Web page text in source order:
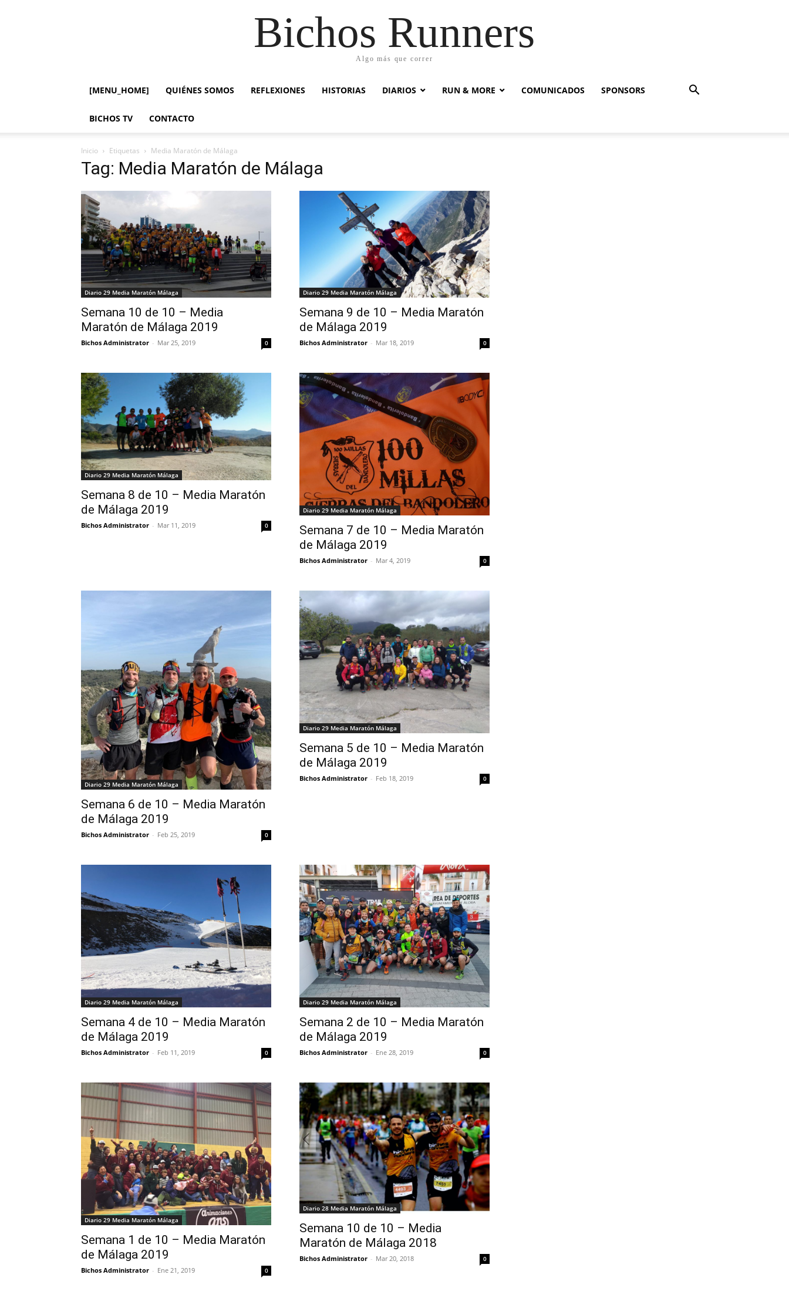
Bichos Runners
Algo más que correr
[MENU_HOME] QUIÉNES SOMOS REFLEXIONES HISTORIAS DIARIOS RUN & MORE COMUNICADOS SPONSORS
BICHOS TV CONTACTO
Inicio Etiquetas Media Maratón de Málaga
Tag: Media Maratón de Málaga
Diario 29 Media Maratón Málaga
Semana 10 de 10 – Media
Maratón de Málaga 2019
Bichos Administrator - Mar 25, 2019 0
Diario 29 Media Maratón Málaga
Semana 9 de 10 – Media Maratón
de Málaga 2019
Bichos Administrator - Mar 18, 2019 0
Diario 29 Media Maratón Málaga
Semana 8 de 10 – Media Maratón
de Málaga 2019
Bichos Administrator - Mar 11, 2019 0
Diario 29 Media Maratón Málaga
Semana 7 de 10 – Media Maratón
de Málaga 2019
Bichos Administrator - Mar 4, 2019 0
Diario 29 Media Maratón Málaga
Semana 6 de 10 – Media Maratón
de Málaga 2019
Bichos Administrator - Feb 25, 2019 0
Diario 29 Media Maratón Málaga
Semana 5 de 10 – Media Maratón
de Málaga 2019
Bichos Administrator - Feb 18, 2019 0
Diario 29 Media Maratón Málaga
Semana 4 de 10 – Media Maratón
de Málaga 2019
Bichos Administrator - Feb 11, 2019 0
Diario 29 Media Maratón Málaga
Semana 2 de 10 – Media Maratón
de Málaga 2019
Bichos Administrator - Ene 28, 2019 0
Diario 29 Media Maratón Málaga
Semana 1 de 10 – Media Maratón
de Málaga 2019
Bichos Administrator - Ene 21, 2019 0
Diario 28 Media Maratón Málaga
Semana 10 de 10 – Media
Maratón de Málaga 2018
Bichos Administrator - Mar 20, 2018 0